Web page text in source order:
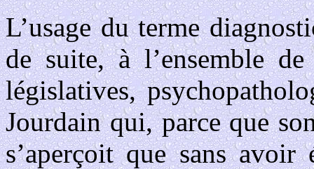
L’usage du terme
de suite, à l’ensemble de
législatives,
Jourdain qui, parce que
s’aperçoit que sans